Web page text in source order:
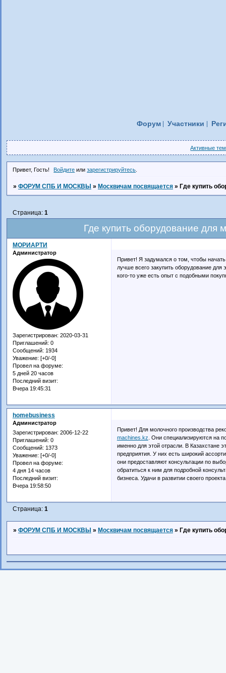
Форум Участники
Активные
Привет, Гость! Войдите илизарегистрируйтесь
» ФОРУМ СПБ И МОСКВЫ » Москвичам посвящается » Где купить
Где купить оборудование для
Страница: 1
МОРИАРТИ
Администратор
Зарегистрирован: 2020-03-31
Приглашений: 0
Сообщений: 1934
Уважение: [+0/-0]
Провел на форуме:
5 дней 20 часов
Последний визит:
Вчера 19:45:31
Привет! Я задумался о том, чтобы
лучше всего закупить оборудование
кого-то уже есть опыт с подобными
homebusiness
Администратор
Зарегистрирован: 2006-12-22
Приглашений: 0
Сообщений: 1373
Уважение: [+0/-0]
Провел на форуме:
4 дня 14 часов
Последний визит:
Вчера 19:58:50
Привет! Для молочного производства
machines.kz . Они специализируются на
именно для этой отрасли. В Казахстане
предприятия. У них есть широкий
они предоставляют консультации по
обратиться к ним для подробной
бизнеса. Удачи в развитии своего
Страница: 1
» ФОРУМ СПБ И МОСКВЫ » Москвичам посвящается » Где купить